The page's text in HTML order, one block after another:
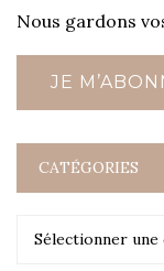
Nous gardons
CATÉGORIES
Sélectionner